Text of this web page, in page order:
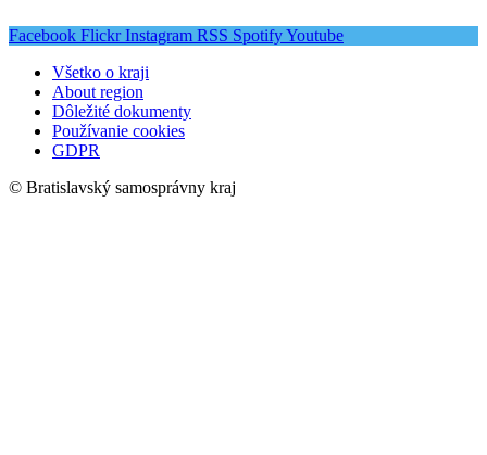
Facebook Flickr Instagram RSS SpotifyYoutube
Všetko o kraji
About region
Dôležité dokumenty
Používanie cookies
GDPR
© Bratislavský samosprávny kraj